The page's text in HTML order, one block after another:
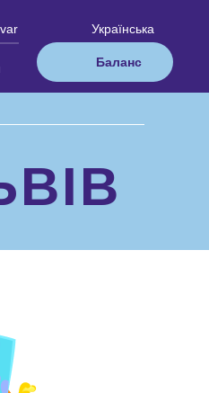
Українська
Баланс